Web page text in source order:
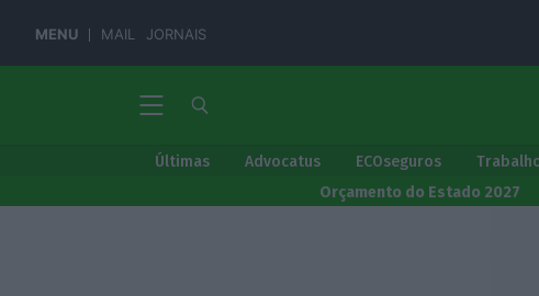
MENU MAIL JORNAIS
Últimas Advocatus ECOseguros
Orçamento do Estado 2027